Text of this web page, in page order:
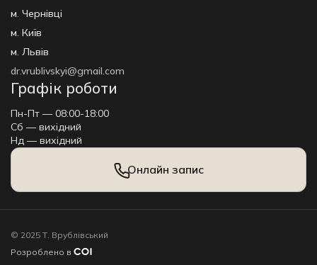
м. Чернівці
м. Київ
м. Львів
dr.vrublivskyi@gmail.com
Графік роботи
Пн-Пт — 08:00-18:00
Сб — вихідний
Нд — вихідний
Онлайн запис
© 2025 Т. Врублівський
Розроблено в